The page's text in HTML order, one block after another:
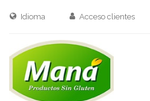
Idioma Acceso clientes